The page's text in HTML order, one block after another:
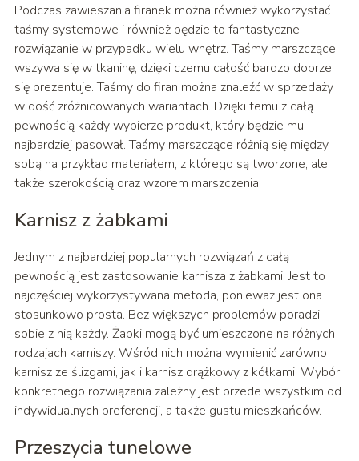
Podczas zawieszania firanek można również wykorzystać
taśmy systemowe i również będzie to fantastyczne
rozwiązanie w przypadku wielu wnętrz. Taśmy marszczące
wszywa się w tkaninę, dzięki czemu całość bardzo dobrze
się prezentuje. Taśmy do firan można znaleźć w sprzedaży
w dość zróżnicowanych wariantach. Dzięki temu z całą
pewnością każdy wybierze produkt, który będzie mu
najbardziej pasował. Taśmy marszczące różnią się między
sobą na przykład materiałem, z którego są tworzone, ale
także szerokością oraz wzorem marszczenia.
Karnisz z żabkami
Jednym z najbardziej popularnych rozwiązań z całą
pewnością jest zastosowanie karnisza z żabkami. Jest to
najczęściej wykorzystywana metoda, ponieważ jest ona
stosunkowo prosta. Bez większych problemów poradzi
sobie z nią każdy. Żabki mogą być umieszczone na różnych
rodzajach karniszy. Wśród nich można wymienić zarówno
karnisz ze ślizgami, jak i karnisz drążkowy z kółkami. Wybór
konkretnego rozwiązania zależny jest przede wszystkim od
indywidualnych preferencji, a także gustu mieszkańców.
Przeszycia tunelowe